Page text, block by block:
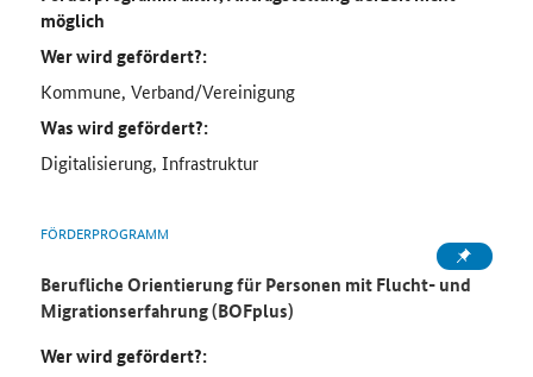
möglich
Wer wird gefördert?:
Kommune, Verband/Vereinigung
Was wird gefördert?:
Digitalisierung, Infrastruktur
FÖRDERPROGRAMM
Berufliche Orientierung für Personen mit Flucht- und
Migrationserfahrung (BOFplus)
Wer wird gefördert?: